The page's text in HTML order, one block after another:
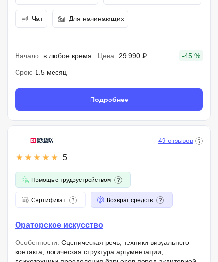
Чат Для начинающих
Начало: в любое время Цена: 29 990 ₽ -45 %
Срок: 1.5 месяц
Подробнее
5
49 отзывов
Помощь с трудоустройством
Сертификат Возврат средств
Ораторское искусство
Особенности: Сценическая речь, техники визуального
контакта, логическая структура аргументации,